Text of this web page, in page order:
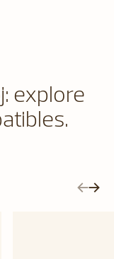
explore